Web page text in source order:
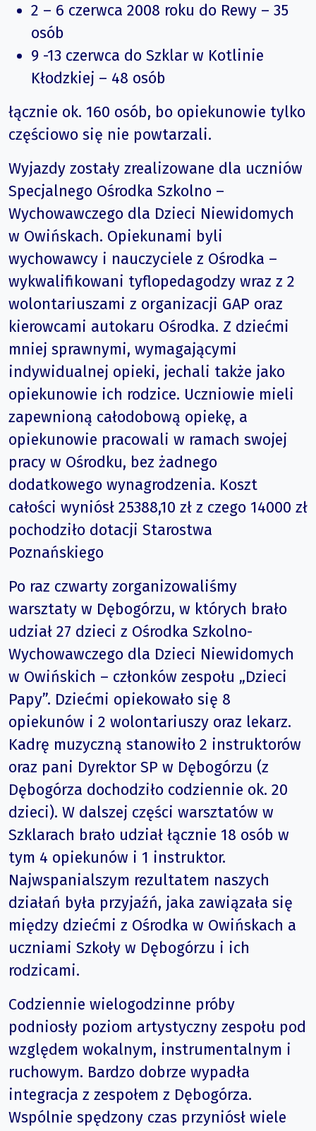
2 – 6 czerwca 2008 roku do Rewy – 35
osób
9 -13 czerwca do Szklar w Kotlinie
Kłodzkiej – 48 osób
łącznie ok. 160 osób, bo opiekunowie tylko
częściowo się nie powtarzali.
Wyjazdy zostały zrealizowane dla uczniów
Specjalnego Ośrodka Szkolno –
Wychowawczego dla Dzieci Niewidomych
w Owińskach. Opiekunami byli
wychowawcy i nauczyciele z Ośrodka –
wykwalifikowani tyflopedagodzy wraz z 2
wolontariuszami z organizacji GAP oraz
kierowcami autokaru Ośrodka. Z dziećmi
mniej sprawnymi, wymagającymi
indywidualnej opieki, jechali także jako
opiekunowie ich rodzice. Uczniowie mieli
zapewnioną całodobową opiekę, a
opiekunowie pracowali w ramach swojej
pracy w Ośrodku, bez żadnego
dodatkowego wynagrodzenia. Koszt
całości wyniósł 25388,10 zł z czego 14000 zł
pochodziło dotacji Starostwa
Poznańskiego
Po raz czwarty zorganizowaliśmy
warsztaty w Dębogórzu, w których brało
udział 27 dzieci z Ośrodka Szkolno-
Wychowawczego dla Dzieci Niewidomych
w Owińskich – członków zespołu „Dzieci
Papy”. Dziećmi opiekowało się 8
opiekunów i 2 wolontariuszy oraz lekarz.
Kadrę muzyczną stanowiło 2 instruktorów
oraz pani Dyrektor SP w Dębogórzu (z
Dębogórza dochodziło codziennie ok. 20
dzieci). W dalszej części warsztatów w
Szklarach brało udział łącznie 18 osób w
tym 4 opiekunów i 1 instruktor.
Najwspanialszym rezultatem naszych
działań była przyjaźń, jaka zawiązała się
między dziećmi z Ośrodka w Owińskach a
uczniami Szkoły w Dębogórzu i ich
rodzicami.
Codziennie wielogodzinne próby
podniosły poziom artystyczny zespołu pod
względem wokalnym, instrumentalnym i
ruchowym. Bardzo dobrze wypadła
integracja z zespołem z Dębogórza.
Wspólnie spędzony czas przyniósł wiele